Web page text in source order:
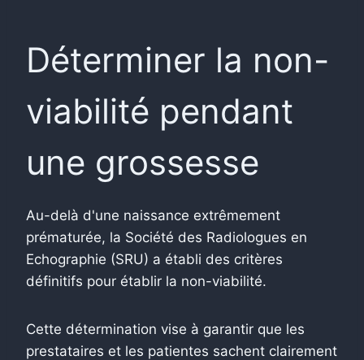
Déterminer la non-
viabilité pendant
une grossesse
Au-delà d'une naissance extrêmement
prématurée, la Société des Radiologues en
Echographie (SRU) a établi des critères
définitifs pour établir la non-viabilité.
Cette détermination vise à garantir que les
prestataires et les patientes sachent clairement